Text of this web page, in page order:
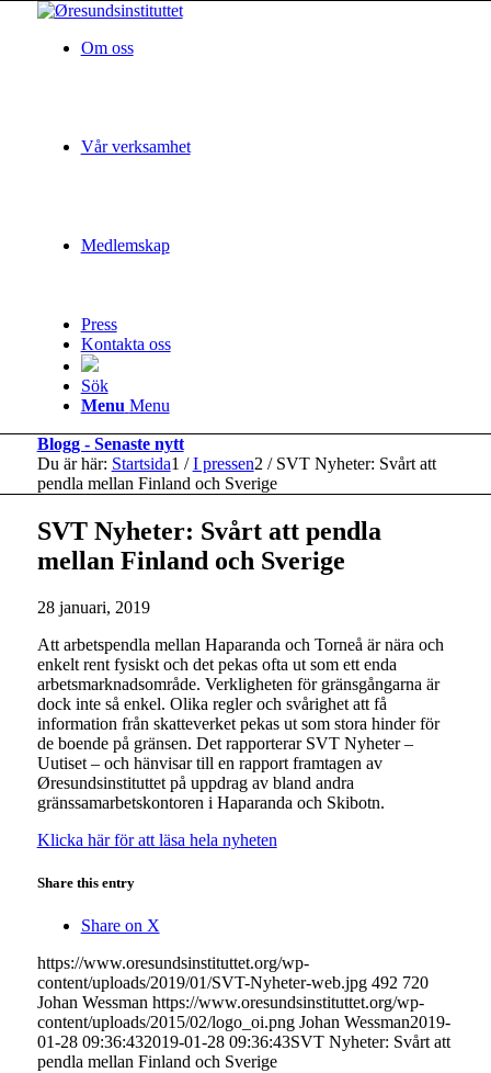
Om oss
Vår verksamhet
Medlemskap
Press
Kontakta oss
Sök
Menu Menu
Blogg - Senaste nytt
Du är här: Startsida1 / I pressen2 / SVT Nyheter: Svårt att
pendla mellan Finland och Sverige
SVT Nyheter: Svårt att pendla
mellan Finland och Sverige
28 januari, 2019
Att arbetspendla mellan Haparanda och Torneå är nära och
enkelt rent fysiskt och det pekas ofta ut som ett enda
arbetsmarknadsområde. Verkligheten för gränsgångarna är
dock inte så enkel. Olika regler och svårighet att få
information från skatteverket pekas ut som stora hinder för
de boende på gränsen. Det rapporterar SVT Nyheter –
Uutiset – och hänvisar till en rapport framtagen av
Øresundsinstituttet på uppdrag av bland andra
gränssamarbetskontoren i Haparanda och Skibotn.
Klicka här för att läsa hela nyheten
Share this entry
Share on X
https://www.oresundsinstituttet.org/wp-
content/uploads/2019/01/SVT-Nyheter-web.jpg 492 720
Johan Wessman https://www.oresundsinstituttet.org/wp-
content/uploads/2015/02/logo_oi.png Johan Wessman2019-
01-28 09:36:432019-01-28 09:36:43SVT Nyheter: Svårt att
pendla mellan Finland och Sverige